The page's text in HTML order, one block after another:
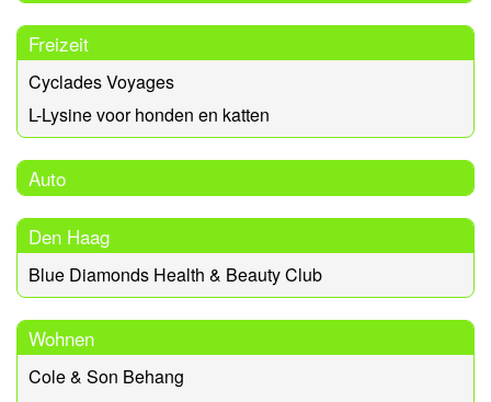
Freizeit
Cyclades Voyages
L-Lysine voor honden en katten
Auto
Den Haag
Blue Diamonds Health & Beauty Club
Wohnen
Cole & Son Behang